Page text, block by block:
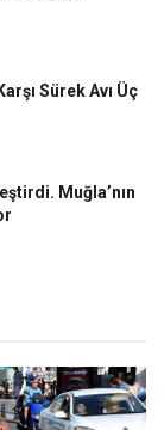
Sürek Avı Üç
Muğla’nın